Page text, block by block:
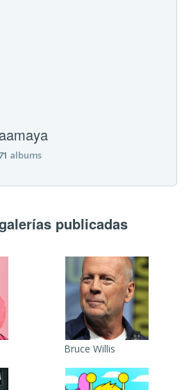
albums
publicadas
Bruce Willis